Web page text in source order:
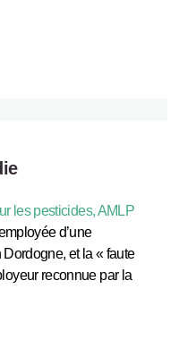
les pesticides, AMLP
d’une
et la « faute
reconnue par la